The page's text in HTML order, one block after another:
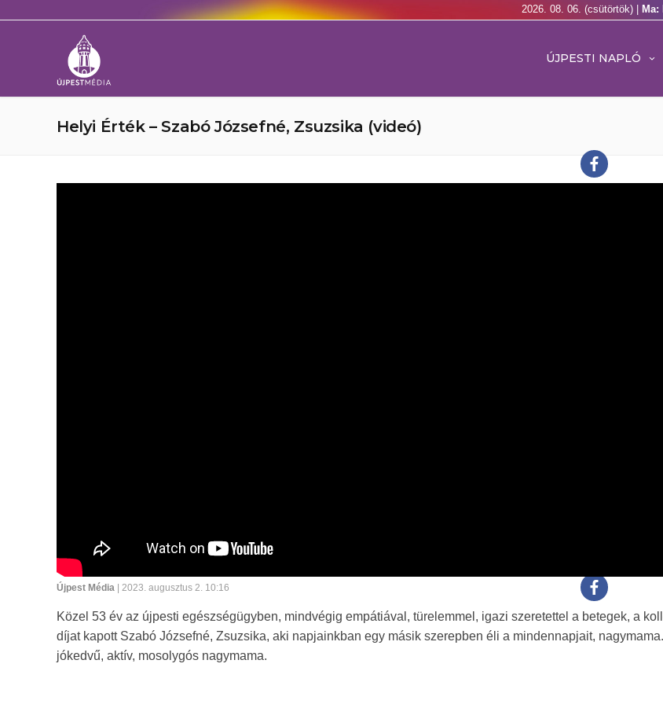
2026. 08. 06. (csütörtök) | Ma:
ÚJPESTI NAPLÓ
Helyi Érték – Szabó Józsefné, Zsuzsika (videó)
Újpest Média | 2023. augusztus 2. 10:16
Közel 53 év az újpesti egészségügyben, mindvégig empátiával, türelemmel, igazi szeretettel a betegek, a
díjat kapott Szabó Józsefné, Zsuzsika, aki napjainkban egy másik szerepben éli a mindennapjait,
jókedvű, aktív, mosolygós nagymama.